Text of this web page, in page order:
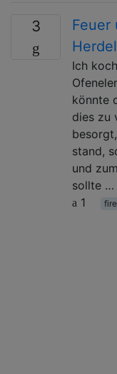
3
Feuer
Ich
könnte
dies zu
stand,
und
sollte …
1
fire